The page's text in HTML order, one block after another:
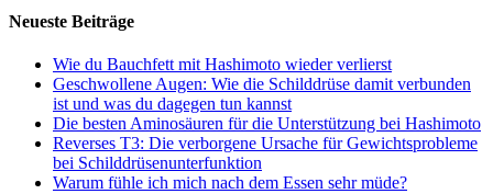
Neueste Beiträge
Wie du Bauchfett mit Hashimoto wieder verlierst
Geschwollene Augen: Wie die Schilddrüse damit verbunden
ist und was du dagegen tun kannst
Die besten Aminosäuren für die Unterstützung bei Hashimoto
Reverses T3: Die verborgene Ursache für Gewichtsprobleme
bei Schilddrüsenunterfunktion
Warum fühle ich mich nach dem Essen sehr müde?